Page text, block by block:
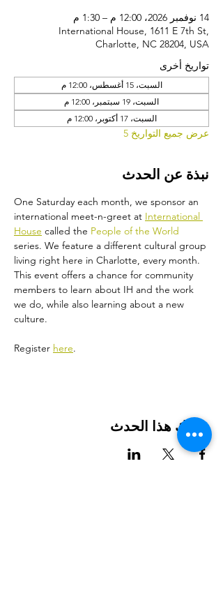
14 نوفمبر 2026، 12:00 م – 1:30 م
International House, 1611 E 7th St,
Charlotte, NC 28204, USA
تواريخ أخرى
السبت، 15 أغسطس، 12:00 م
السبت، 19 سبتمبر، 12:00 م
السبت، 17 أكتوبر، 12:00 م
عرض جميع التواريخ 5
نبذة عن الحدث
One Saturday each month, we sponsor an
international meet-n-greet at International
House called the People of the World
series. We feature a different cultural group
living right here in Charlotte, every month.
This event offers a chance for community
members to learn about IH and the work
we do, while also learning about a new
culture.
Register here.
شارِك هذا الحدث